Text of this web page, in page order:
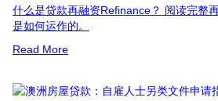
什么是贷款再融资Refinance？ 阅读完整
是如何运作的。
Read More